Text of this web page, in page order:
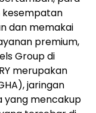
dan memakai
premium,
Group di
merupakan
jaringan
yang mencakup